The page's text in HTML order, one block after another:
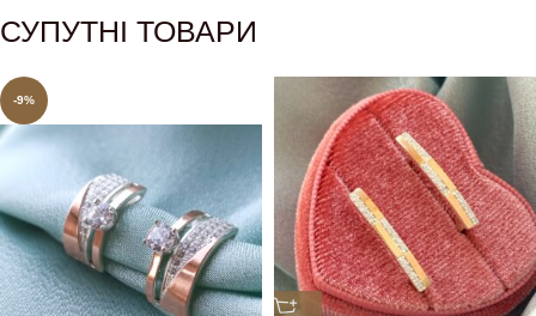
СУПУТНІ ТОВАРИ
-9%